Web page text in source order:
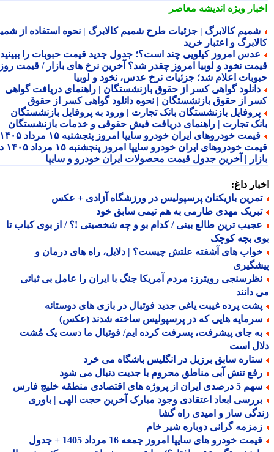
ویژهاندیشه معاصر
کالابرگ | جزئیات طرح شمیم کالابرگ | نحوه استفاده از شمیم
و اعتبار خرید
امروز کیلویی چند است؟؛ جدول جدید قیمت حبوبات را ببینید /
نخود و لوبیا امروز چقدر شد؟ آخرین نرخ های بازار / قیمت روز
اعلام شد؛ جزئیات نرخ عدس، نخود و لوبیا
گواهی کسر از حقوق بازنشستگان | راهنمای دریافت گواهی
از حقوق بازنشستگان | نحوه دانلود گواهی کسر از حقوق
بازنشستگان بانک تجارت | ورود به پروفایل بازنشستگان
تجارت | راهنمای دریافت فیش حقوقی و خدمات بازنشستگان
قیمت خودروهای ایران خودرو سایپا امروز پنجشنبه ۱۵ مرداد ۱۴۰۵ |
قیمت خودروهای ایران خودرو سایپا امروز پنجشنبه ۱۵ مرداد ۱۴۰۵ در
| آخرین جدول قیمت محصولات ایران خودرو و سایپا
داغ:
بازیکنان پرسپولیس در ورزشگاه آزادی + عکس
مهدی طارمی به هم تیمی سابق خود
ترین طالع بینی / کدام بو و چه شخصیتی !؟ / از بوی کباب تا
بچه کوچک
های آشفته علتش چیست؟ | دلایل، راه های درمان و
رویترز: مردم آمریکا جنگ با ایران را عامل بی ثباتی
پرده غیبت یاغی جدید فوتبال در بازی های دوستانه
هایی که در پرسپولیس ساخته شدند (عکس)
جای پیشرفت، پسرفت کرده ایم/ فوتبال ما دست یک مُشت
است
سابق برزیل در انگلیس باشگاه می خرد
تنش آبی مناطق محروم با جدیت دنبال می شود
از پروژه های اقتصادی منطقه خلیج فارس
ابعاد اعتقادی وجود مبارک آخرین حجت الهی | باوری
ساز و امیدی راه گشا
گرانی دوباره شیر خام
خودرو های سایپا امروز جمعه 16 مرداد 1405 + جدول